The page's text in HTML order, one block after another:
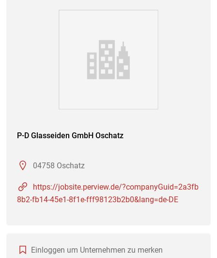
P-D Glasseiden GmbH Oschatz
04758 Oschatz
https://jobsite.perview.de/?companyGuid=2a3fb
8b2-fb14-45e1-8f1e-fff98123b2b0&lang=de-DE
Einloggen um Unternehmen zu merken